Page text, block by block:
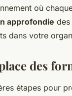
où
approfondie
dans votre
des
étapes pour